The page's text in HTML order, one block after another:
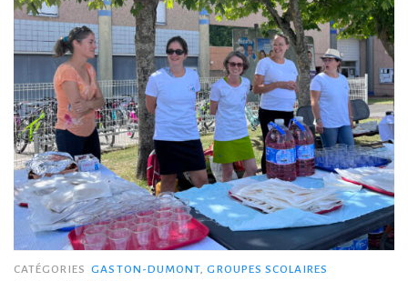
CATÉGORIES GASTON-DUMONT,GROUPES SCOLAIRES